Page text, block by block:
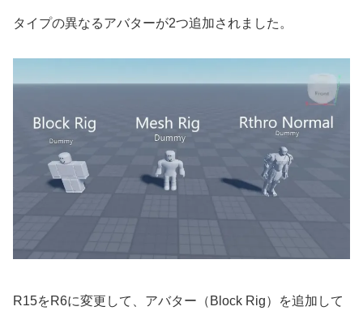
タイプの異なるアバターが2つ追加されました。
R15をR6に変更して、アバター（Block Rig）を追加して